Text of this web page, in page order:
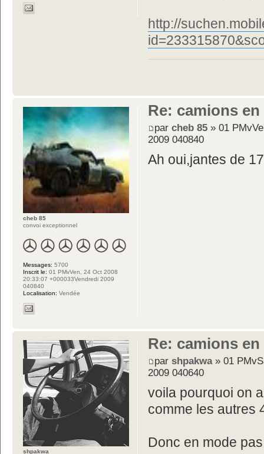
http://
Re: camions
parcheb 85 » 01
2009 040840
Ah oui,jantes de
cheb 85
convoi exceptionnel
Messages: 5700
Inscrit le: 01 PMvVen, 24 Oct 2008
20:33:07 +000033Vendredi 2009
040840
Localisation: Vendée
Re: camions
parshpakwa» 01
2009 040640
voila pourquoi on
comme les autres
Donc en mode
shpakwa